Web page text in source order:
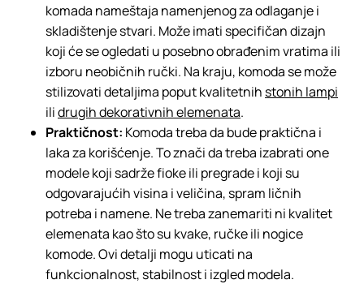
komada nameštaja namenjenog za odlaganje i
skladištenje stvari. Može imati specifičan dizajn
koji će se ogledati u posebno obrađenim vratima ili
izboru neobičnih ručki. Na kraju, komoda se može
stilizovati detaljima poput kvalitetnih stonih lampi
ilidrugih dekorativnih elemenata.
Praktičnost: Komoda treba da bude praktična i
laka za korišćenje. To znači da treba izabrati one
modele koji sadrže fioke ili pregrade i koji su
odgovarajućih visina i veličina, spram ličnih
potreba i namene. Ne treba zanemariti ni kvalitet
elemenata kao što su kvake, ručke ili nogice
komode. Ovi detalji mogu uticati na
funkcionalnost, stabilnost i izgled modela.